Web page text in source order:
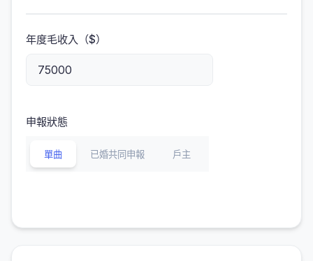
年度毛收入（$）
申報狀態
單曲 已婚共同申報 戶主